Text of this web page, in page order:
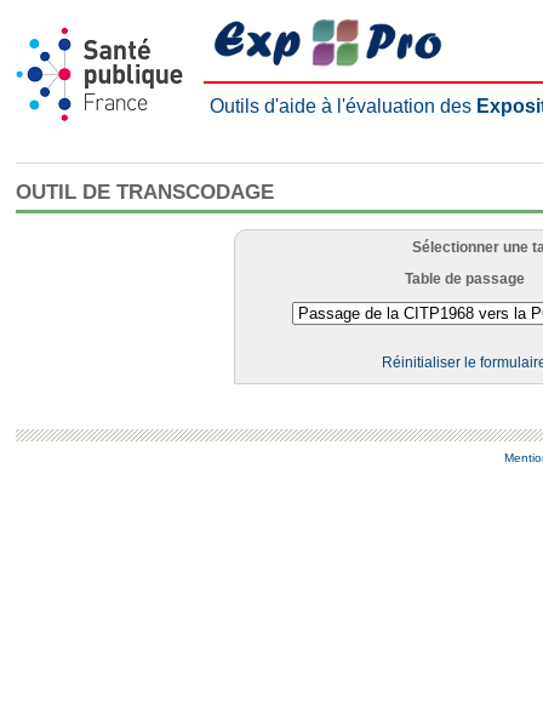
Outils d'aide à l'évaluation des
OUTIL DE TRANSCODAGE
Sélectionner une
Table de passage
Réinitialiser le